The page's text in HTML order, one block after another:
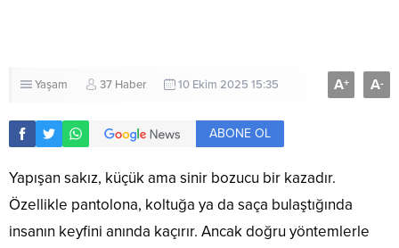
Yaşam 37 Haber 10 Ekim 2025 15:35 A+ A-
ABONE OL
Yapışan sakız, küçük ama sinir bozucu bir kazadır.
Özellikle pantolona, koltuğa ya da saça bulaştığında
insanın keyfini anında kaçırır. Ancak doğru yöntemlerle